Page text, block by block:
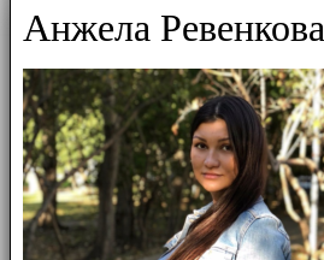
Анжела Ревенкова